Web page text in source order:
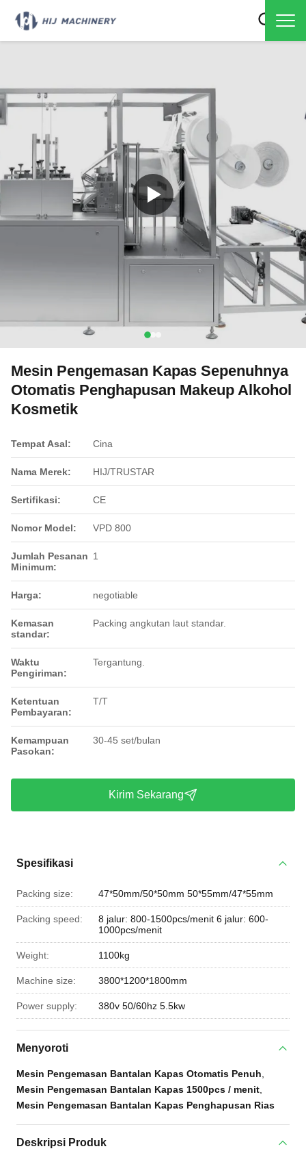
Mesin Pengemasan Kapas Sepenuhnya
Otomatis Penghapusan Makeup Alkohol
Kosmetik
Tempat Asal: Cina
Nama Merek: HIJ/TRUSTAR
Sertifikasi: CE
Nomor Model: VPD 800
Jumlah Pesanan
Minimum:
1
Harga: negotiable
Kemasan
standar:
Packing angkutan laut standar.
Waktu
Pengiriman:
Tergantung.
Ketentuan
Pembayaran:
T/T
Kemampuan
Pasokan:
30-45 set/bulan
Kirim Sekarang
Spesifikasi
Packing size: 47*50mm/50*50mm 50*55mm/47*55mm
Packing speed:
8 jalur: 800-1500pcs/menit 6 jalur: 600-
1000pcs/menit
Weight: 1100kg
Machine size: 3800*1200*1800mm
Power supply: 380v 50/60hz 5.5kw
Menyoroti
Mesin Pengemasan Bantalan Kapas Otomatis Penuh
Mesin Pengemasan Bantalan Kapas 1500pcs / menit
Mesin Pengemasan Bantalan Kapas Penghapusan Rias
Deskripsi Produk